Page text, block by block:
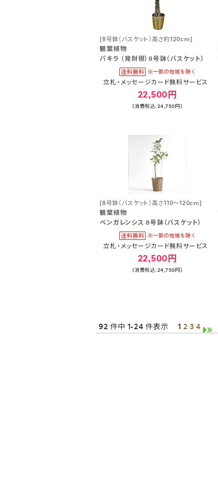
[8号鉢（バスケット）高さ約120cm]
観葉植物
パキラ （発財樹）8号鉢（バスケット）
立札・メッセージカード無料サービス
22,500円
(消費税込:24,750円)
[8号鉢（バスケット）高さ110～120cm]
観葉植物
ベンガレンシス 8号鉢（バスケット）
立札・メッセージカード無料サービス
22,500円
(消費税込:24,750円)
92 件中 1-24 件表示 1 2 3 4